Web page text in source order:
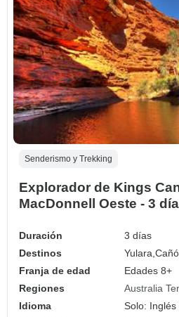
Senderismo y Trekking
Explorador de Kings
MacDonnell Oeste - 3
Duración
3 días
Destinos
Yulara,
Franja de edad
Edades 8+
Regiones
Australia
Idioma
Solo: Inglés